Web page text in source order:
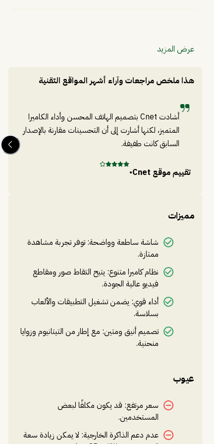
عرض المزيد
هذا ملخص مراجعات وآراء أشهر المواقع التقنية
أشادت Cnet بتصميم الهاتف المحسن وأداء الكاميرا
المتميز، لكنها أشارت إلى أن التحسينات مقارنة بالإصدار
السابق كانت طفيفة.
تقييم موقع Cnet
•
مميزات
شاشة ساطعة وواضحة: توفر تجربة مشاهدة
ممتازة.
نظام كاميرا متنوع: يتيح التقاط صور ومقاطع
فيديو عالية الجودة.
أداء قوي: يضمن تشغيل التطبيقات والألعاب
بسلاسة.
تصميم أنيق ومتين: مع إطار من التيتانيوم وزوايا
منحنية.
عيوب
سعر مرتفع: قد يكون مكلفًا لبعض
المستخدمين.
عدم دعم الذاكرة الخارجية: لا يمكن زيادة سعة